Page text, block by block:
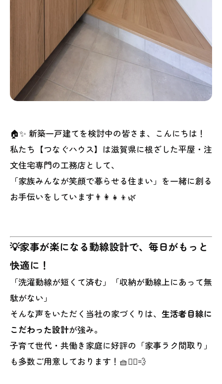
🏠✨ 新築一戸建てを検討中の皆さま、こんにちは！
私たち【つなぐハウス】は滋賀県に根ざした平屋・注
文住宅専門の工務店として、
「家族みんなが笑顔で暮らせる住まい」を一緒に創る
お手伝いをしています👨‍👩‍👧‍👦🌿
💡家事が楽になる動線設計で、毎日がもっと
快適に！
「洗濯動線が短くて済む」「収納が動線上にあって無
駄がない」
そんな声をいただく当社の家づくりは、 生活者目線に
こだわった設計が強み。
子育て世代・共働き家庭に好評の「家事ラク間取り」
も多数ご用意しております！🧺🚶‍♀️💨